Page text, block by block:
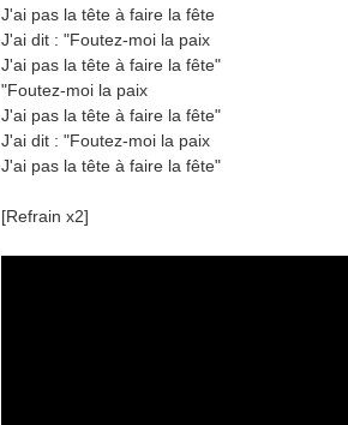
J'ai pas la tête à faire la fête
J'ai dit : "Foutez-moi la paix
J'ai pas la tête à faire la fête"
"Foutez-moi la paix
J'ai pas la tête à faire la fête"
J'ai dit : "Foutez-moi la paix
J'ai pas la tête à faire la fête"
[Refrain x2]